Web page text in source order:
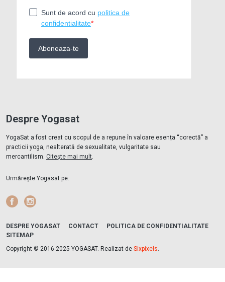
Despre Yogasat
YogaSat a fost creat cu scopul de a repune în valoare esența “corectă” a
practicii yoga, nealterată de sexualitate, vulgaritate sau
mercantilism. Citește mai mult.
Urmărește Yogasat pe:
Facebook
DESPRE YOGASAT CONTACT
POLITICA DE CONFIDENTIALITATE
SITEMAP
Copyright © 2016-2025 YOGASAT. Realizat de Sixpixels.